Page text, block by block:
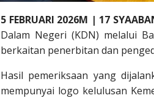
5 FEBRUARI 2026M | 17
Dalam Negeri (KDN) melalui
berkaitan penerbitan dan
Hasil pemeriksaan yang
mempunyai logo kelulusan